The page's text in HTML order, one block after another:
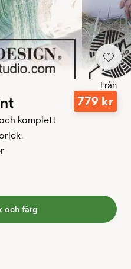
Från
779 kr
komplett
och färg